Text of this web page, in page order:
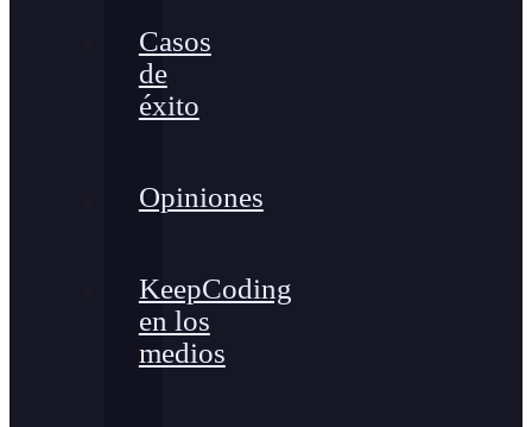
Casos
de
éxito
Opiniones
KeepCoding
en los
medios